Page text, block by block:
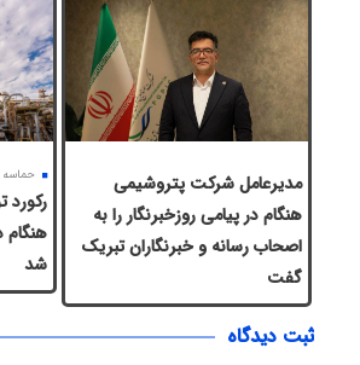
مدیرعامل شرکت پتروشیمی
هنگام در پیامی روزخبرنگار را به
اصحاب رسانه و خبرنگاران تبریک
گفت
حماسه
رکورد
شد
ثبت دیدگاه